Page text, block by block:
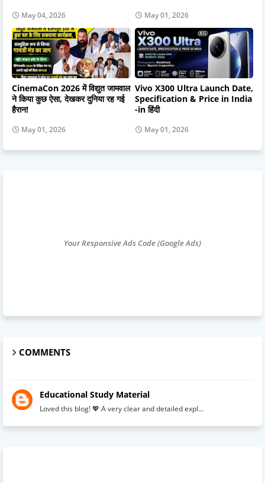
May 04, 2026 May 01, 2026
CinemaCon 2026 में विद्युत जामवाल
ने किया कुछ ऐसा, देखकर दुनिया रह गई
हैरान!
May 01, 2026
Vivo X300 Ultra Launch Date,
Specification & Price in India
-in हिंदी
May 01, 2026
Your Responsive Ads Code (Google Ads)
COMMENTS
Educational Study Material
Loved this blog! 💖 A very clear and detailed expl...